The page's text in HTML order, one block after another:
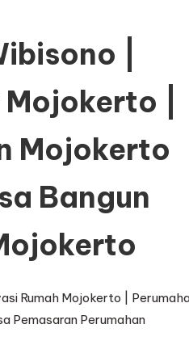
|
|
Mojokerto
Bangun
Rumah Mojokerto |
Pemasaran Perumahan